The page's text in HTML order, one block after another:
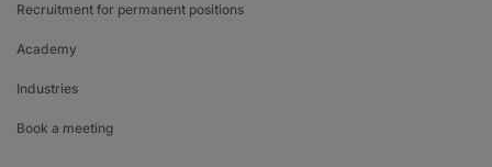
Recruitment for permanent positions
Academy
Industries
Book a meeting